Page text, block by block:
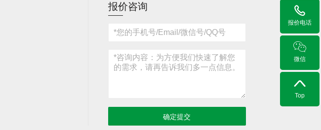
报价咨询
确定提交
报价电话
微信
Top